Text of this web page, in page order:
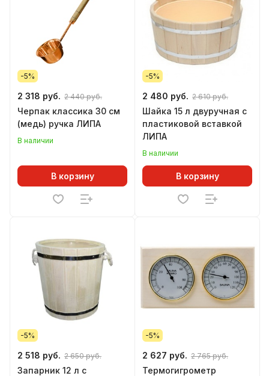
-5%
2 318 руб. 2 440 руб.
Черпак классика 30 см
(медь) ручка ЛИПА
В наличии
В корзину
-5%
2 480 руб. 2 610 руб.
Шайка 15 л двуручная с
пластиковой вставкой
ЛИПА
В наличии
В корзину
-5%
2 518 руб. 2 650 руб.
Запарник 12 л с
-5%
2 627 руб. 2 765 руб.
Термогигрометр